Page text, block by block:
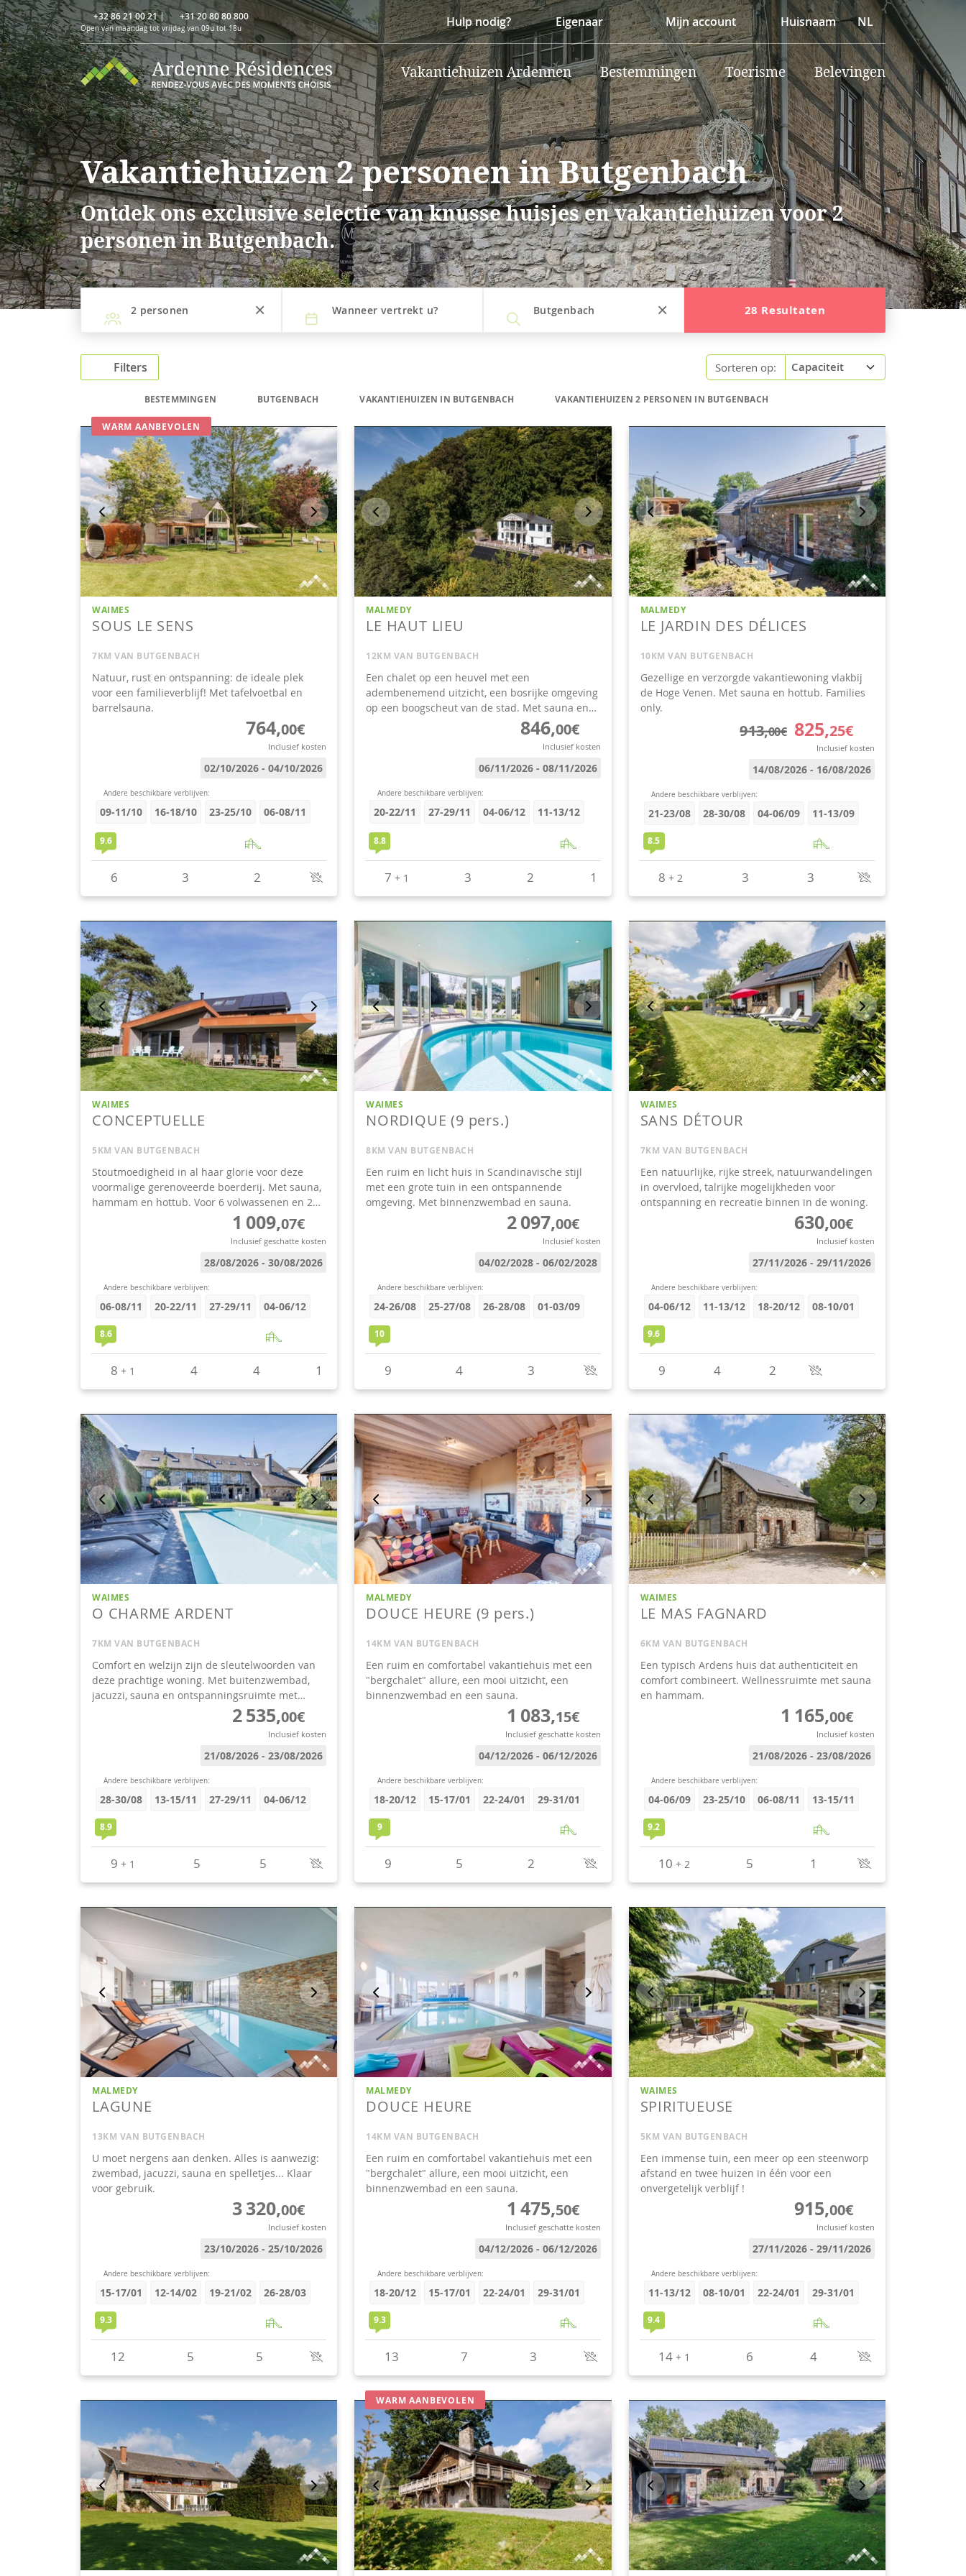
+32 86 21 00 21| +31 20 80 80 800
Open van maandag tot vrijdag van 09u tot 18u Hulp nodig? Eigenaar Mijn account Huisnaam NL
Vakantiehuizen Ardennen Bestemmingen Toerisme Belevingen
Vakantiehuizen 2 personen in Butgenbach
Ontdek ons exclusive selectie van knusse huisjes en vakantiehuizen voor 2
personen in Butgenbach.
2 personen Wanneer vertrekt u? Butgenbach 28 Resultaten
Filters Sorteren op:
BESTEMMINGEN BUTGENBACH VAKANTIEHUIZEN IN BUTGENBACH VAKANTIEHUIZEN 2 PERSONEN IN BUTGENBACH